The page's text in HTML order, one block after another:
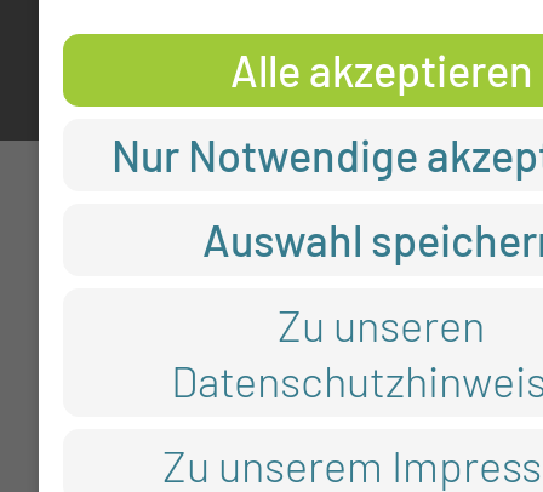
Alle akzeptieren
Nur Notwendige
Auswahl
Zu unseren
Zu unserem